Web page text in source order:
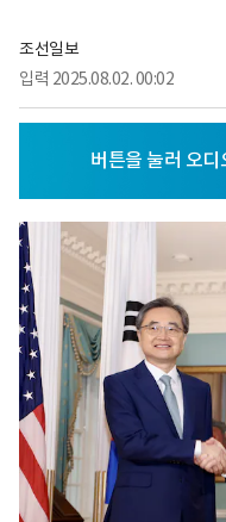
조선일보
입력 2025.08.02. 00:02